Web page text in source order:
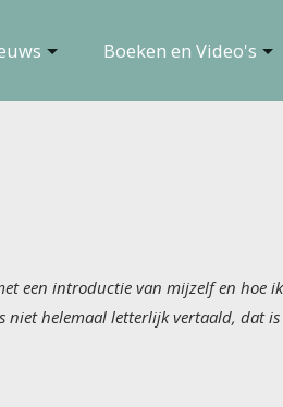
Boeken en Video's
een introductie van mijzelf en hoe
niet helemaal letterlijk vertaald, dat